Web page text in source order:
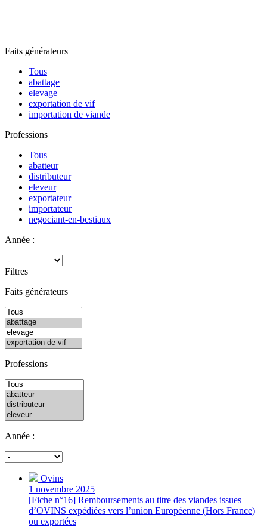
Faits générateurs
Tous
abattage
elevage
exportation de vif
importation de viande
Professions
Tous
abatteur
distributeur
eleveur
exportateur
importateur
negociant-en-bestiaux
Année :
Filtres
Faits générateurs
Professions
Année :
Ovins
1 novembre 2025
[Fiche n°16] Remboursements au titre des viandes issues
d’OVINS expédiées vers l’union Européenne (Hors France)
ou exportées